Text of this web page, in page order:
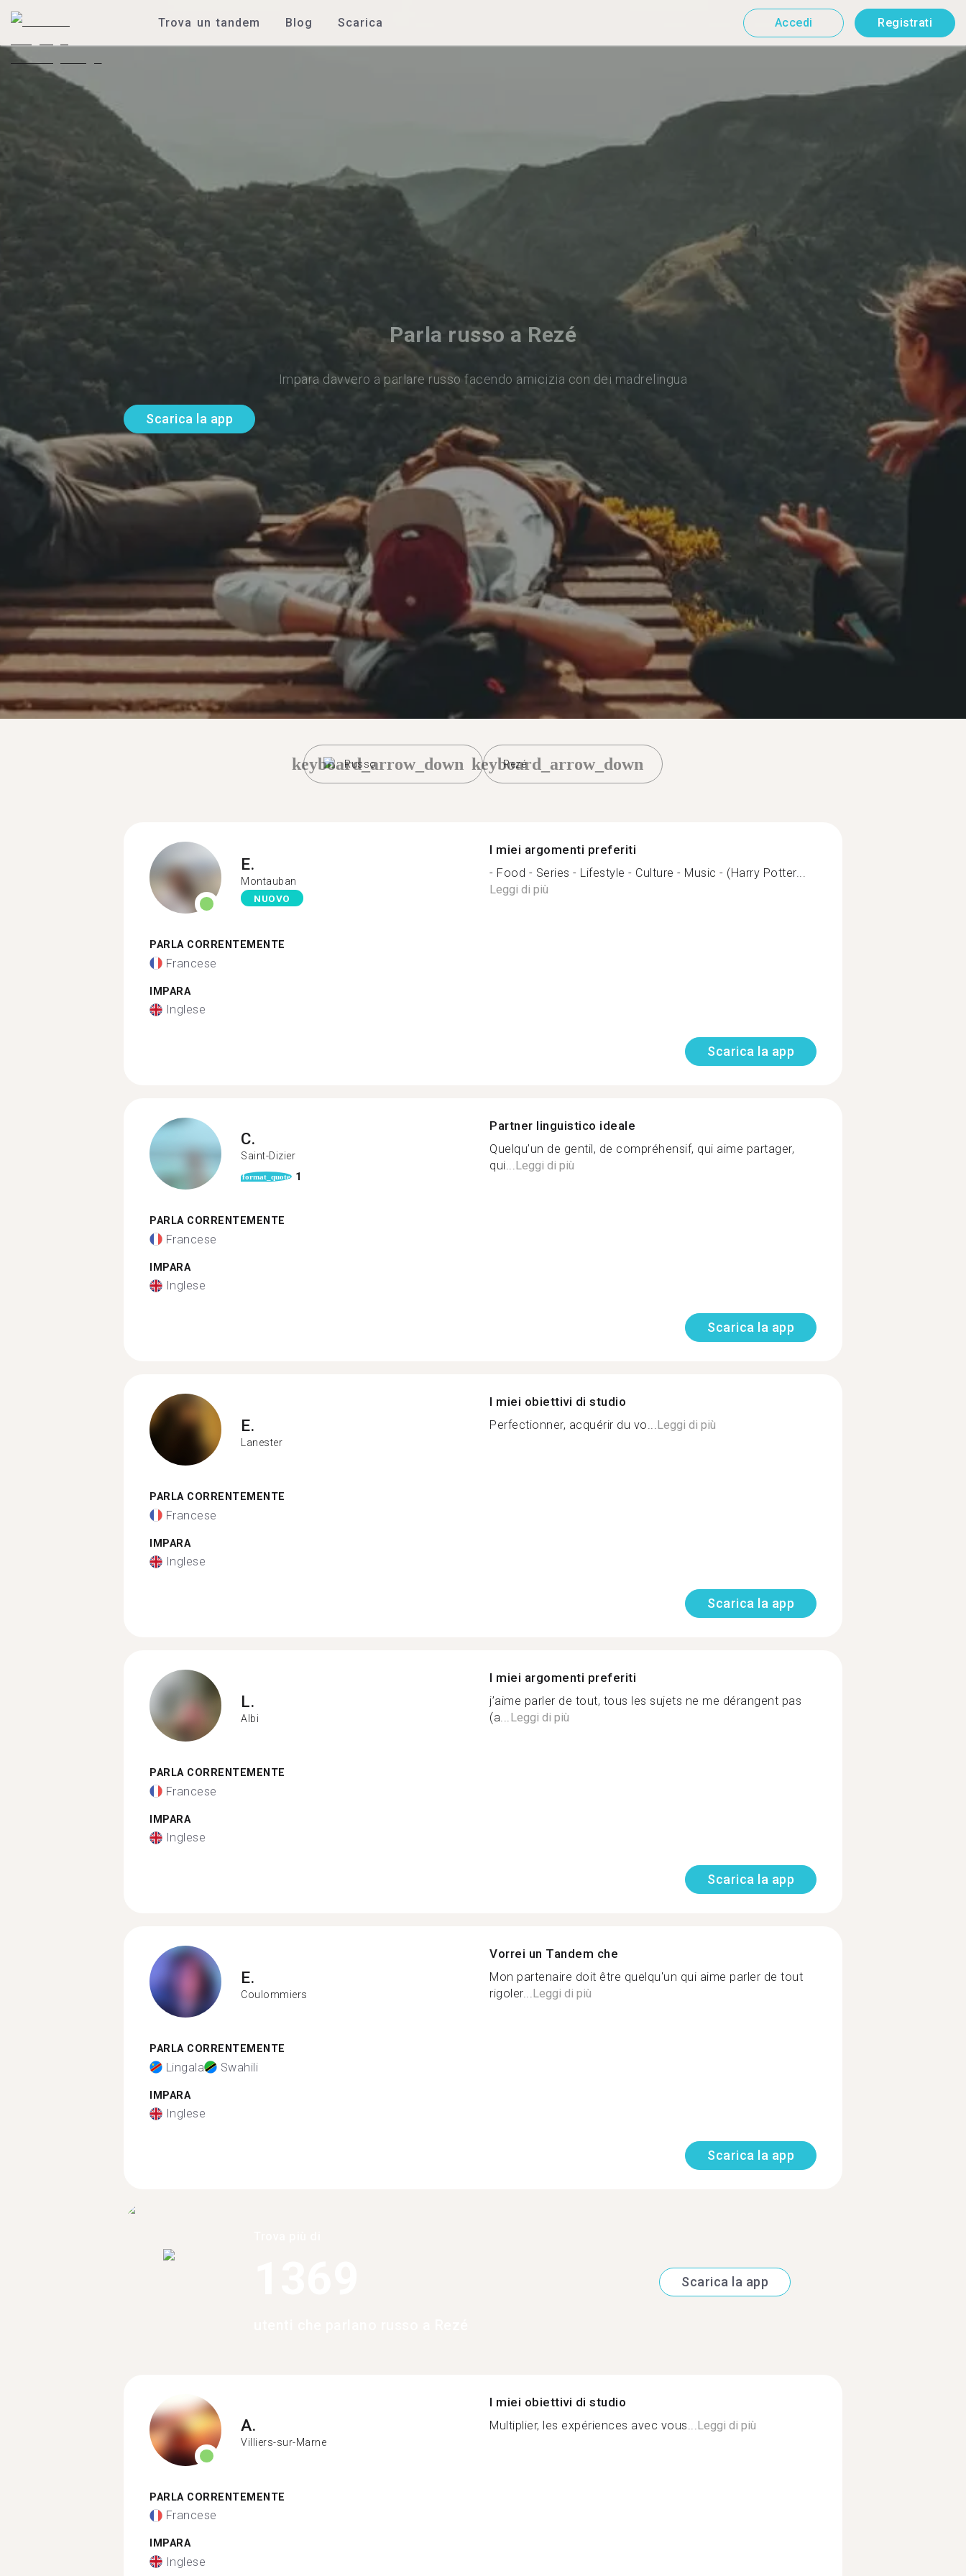
Trova un tandem Blog Scarica Accedi Registrati
Parla russo a Rezé
Impara davvero a parlare russo facendo amicizia con dei madrelingua
Scarica la app
Russo
keyboard_arrow_down Rezé
keyboard_arrow_down
E.
Montauban
NUOVO
PARLA CORRENTEMENTE
Francese
IMPARA
Inglese
I miei argomenti preferiti
- Food - Series - Lifestyle - Culture - Music - (Harry Potter...
Leggi di più
Scarica la app
C.
Saint-Dizier
format_quote 1
PARLA CORRENTEMENTE
Francese
IMPARA
Inglese
Partner linguistico ideale
Quelqu’un de gentil, de compréhensif, qui aime partager,
qui...Leggi di più
Scarica la app
E.
Lanester
PARLA CORRENTEMENTE
Francese
IMPARA
Inglese
I miei obiettivi di studio
Perfectionner, acquérir du vo...Leggi di più
Scarica la app
L.
Albi
PARLA CORRENTEMENTE
Francese
IMPARA
Inglese
I miei argomenti preferiti
j’aime parler de tout, tous les sujets ne me dérangent pas
(a...Leggi di più
Scarica la app
E.
Coulommiers
PARLA CORRENTEMENTE
Lingala Swahili
IMPARA
Inglese
Vorrei un Tandem che
Mon partenaire doit être quelqu'un qui aime parler de tout
rigoler...Leggi di più
Scarica la app
Scarica la app
A.
Villiers-sur-Marne
PARLA CORRENTEMENTE
Francese
IMPARA
Inglese
I miei obiettivi di studio
Multiplier, les expériences avec vous... Leggi di più